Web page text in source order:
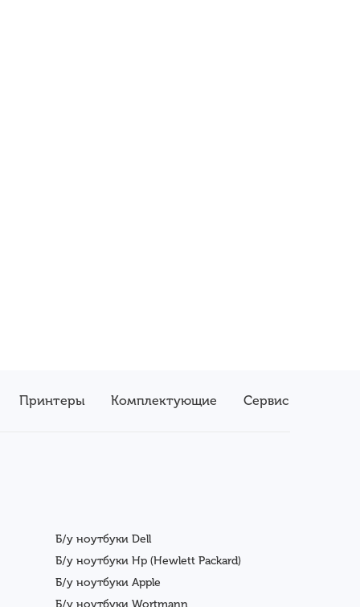
Принтеры Комплектующие Сервис
Б/у ноутбуки Dell
Б/у ноутбуки Hp (Hewlett Packard)
Б/у ноутбуки Apple
Б/у ноутбуки Wortmann